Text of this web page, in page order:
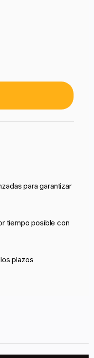
para garantizar
tiempo posible con
plazos